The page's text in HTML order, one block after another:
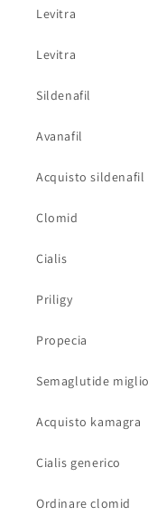
Levitra
Levitra
Sildenafil
Avanafil
Acquisto sildenafil
Clomid
Cialis
Priligy
Propecia
Semaglutide
Acquisto kamagra
Cialis generico
Ordinare clomid